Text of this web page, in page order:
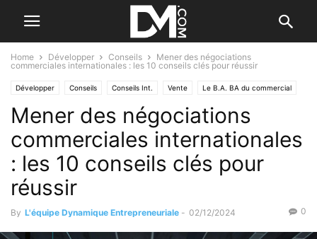
Home Développer Conseils
Mener des négociations
commerciales internationales : les 10 conseils clés pour réussir
Développer Conseils Conseils Int. Vente Le B.A. BA du commercial
Les outils commerciaux
Mener des négociations
commerciales internationales
: les 10 conseils clés pour
réussir
By L'équipe Dynamique Entrepreneuriale - 02/12/2024 0